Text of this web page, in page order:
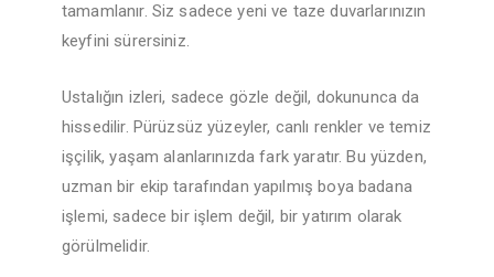
tamamlanır. Siz sadece yeni ve taze duvarlarınızın
keyfini sürersiniz.
Ustalığın izleri, sadece gözle değil, dokununca da
hissedilir. Pürüzsüz yüzeyler, canlı renkler ve temiz
işçilik, yaşam alanlarınızda fark yaratır. Bu yüzden,
uzman bir ekip tarafından yapılmış boya badana
işlemi, sadece bir işlem değil, bir yatırım olarak
görülmelidir.